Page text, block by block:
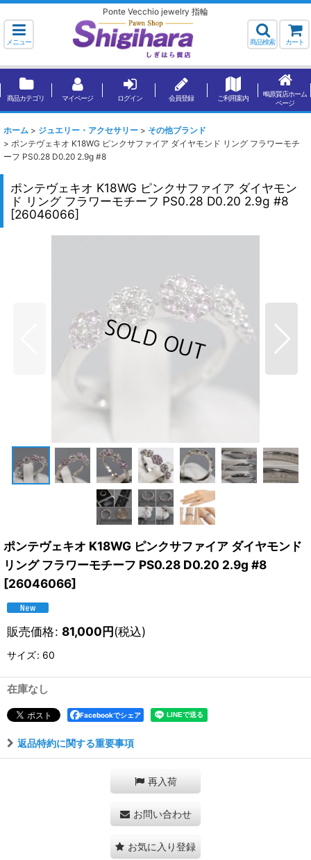
Ponte Vecchio jewelry 指輪
メニュー 商品検索 カート
商品カテゴリ マイページ ログイン 会員登録 ご利用案内
鴫原質店ホーム
ページ
ホーム > ジュエリー・アクセサリー > その他ブランド
> ポンテヴェキオ K18WG ピンクサファイア ダイヤモンド リング フラワーモチ
ーフ PS0.28 D0.20 2.9g #8
ポンテヴェキオ K18WG ピンクサファイア ダイヤモン
ド リング フラワーモチーフ PS0.28 D0.20 2.9g #8
[26046066]
ポンテヴェキオ K18WG ピンクサファイア ダイヤモンド
リング フラワーモチーフ PS0.28 D0.20 2.9g #8
[26046066]
販売価格: 81,000円(税込)
サイズ: 60
在庫なし
Facebookでシェア
返品特約に関する重要事項
再入荷
お問い合わせ
お気に入り登録